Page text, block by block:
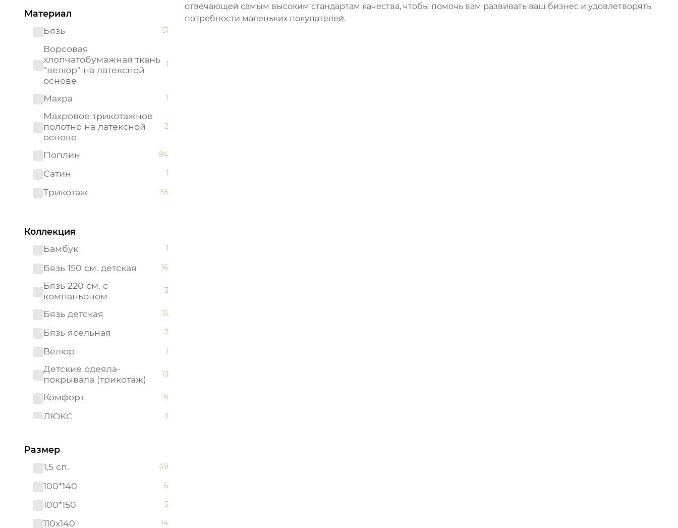
Материал
Бязь
51
Ворсовая
хлопчатобумажная ткань
"велюр" на латексной
основе
1
Махра 1
Махровое трикотажное
полотно на латексной
основе
2
Поплин 84
Сатин 1
Трикотаж 55
Коллекция
Бамбук
1
Бязь 150 см. детская 16
Бязь 220 см. с
компаньоном
3
Бязь детская 15
Бязь ясельная 7
Велюр 1
Детские одеяла-
покрывала (трикотаж)
13
Комфорт 6
ЛЮКС 3
Махровые полотенца "Арт
Дизайн" (Турция)
Набор в кроватку (бязь) 5
(поплин)
2
Одеяла-покрывала
Размер
1,5 сп.
49
100*140 6
100*150 5
110х140 14
отвечающей самым высоким стандартам качества, чтобы помочь вам развивать ваш бизнес и удовлетворять
потребности маленьких покупателей.